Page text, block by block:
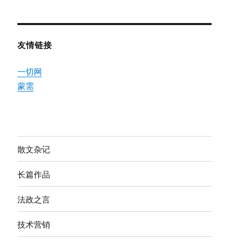
友情链接
一切网
蒙需
散文杂记
长篇作品
法政之言
技术营销